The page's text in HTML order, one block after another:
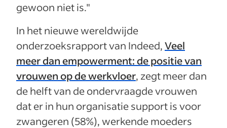
gewoon niet is."
In het nieuwe wereldwijde
onderzoeksrapport van Indeed,Veel
meer dan empowerment: de positie van
vrouwen op de werkvloer, zegt meer dan
de helft van de ondervraagde vrouwen
dat er in hun organisatie support is voor
zwangeren (58%), werkende moeders